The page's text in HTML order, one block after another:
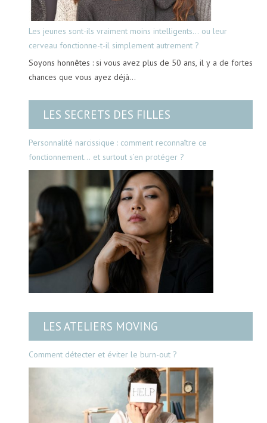
Les jeunes sont-ils vraiment moins intelligents… ou leur
cerveau fonctionne-t-il simplement autrement ?
Soyons honnêtes : si vous avez plus de 50 ans, il y a de fortes
chances que vous ayez déjà…
LES SECRETS DES FILLES
Personnalité narcissique : comment reconnaître ce
fonctionnement… et surtout s’en protéger ?
LES ATELIERS MOVING
Comment détecter et éviter le burn-out ?